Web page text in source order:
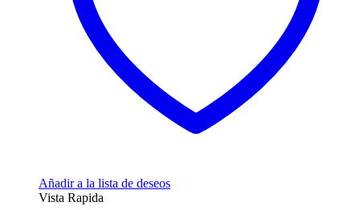
Añadir a la lista de deseos
Vista Rapida